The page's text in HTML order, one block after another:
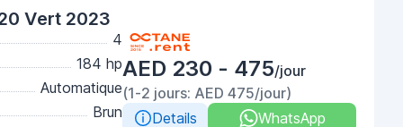
Vert 2023
4
184 hp
Automatique
Brun
AED 230 - 475/jour
(1-2 jours: AED 475/jour)
Details
WhatsApp